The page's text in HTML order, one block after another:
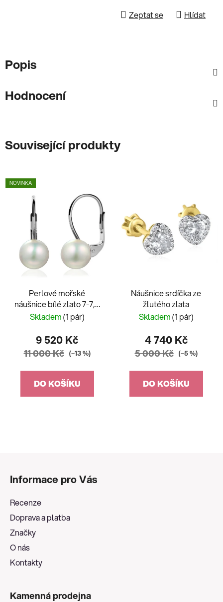
Zeptat se Hlídat
Popis
Hodnocení
Související produkty
NOVINKA
Perlové mořské
náušnice bílé zlato 7-7,5
mm
Skladem(1 pár)
9 520 Kč
11 000 Kč (–13 %)
DO KOŠÍKU
Náušnice srdíčka ze
žlutého zlata
Skladem(1 pár)
4 740 Kč
5 000 Kč (–5 %)
DO KOŠÍKU
Informace pro Vás
Recenze
Doprava a platba
Značky
O nás
Kontakty
Kamenná prodejna